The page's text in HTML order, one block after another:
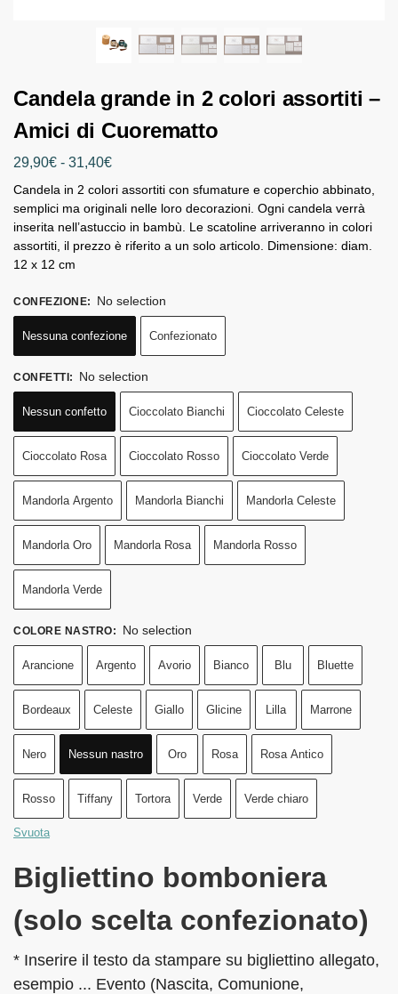
Candela grande in 2 colori assortiti –
Amici di Cuorematto
29,90€ - 31,40€
Candela in 2 colori assortiti con sfumature e coperchio abbinato,
semplici ma originali nelle loro decorazioni. Ogni candela verrà
inserita nell’astuccio in bambù. Le scatoline arriveranno in colori
assortiti, il prezzo è riferito a un solo articolo. Dimensione: diam.
12 x 12 cm
CONFEZIONE: No selection
Nessuna confezione Confezionato
CONFETTI: No selection
Nessun confetto Cioccolato Bianchi Cioccolato Celeste
Cioccolato Rosa Cioccolato Rosso Cioccolato Verde
Mandorla Argento Mandorla Bianchi Mandorla Celeste
Mandorla Oro Mandorla Rosa Mandorla Rosso
Mandorla Verde
COLORE NASTRO: No selection
Arancione Argento Avorio Bianco Blu Bluette
Bordeaux Celeste Giallo Glicine Lilla Marrone
Nero Nessun nastro Oro Rosa Rosa Antico
Rosso Tiffany Tortora Verde Verde chiaro
Svuota
Bigliettino bomboniera
(solo scelta confezionato)
* Inserire il testo da stampare su bigliettino allegato,
esempio ... Evento (Nascita, Comunione,